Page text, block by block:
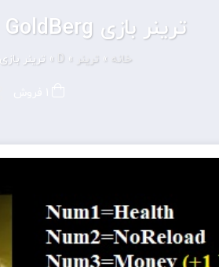
ترینر بازی Dust And Neon V 1.0 GoldBerg
خانه » ترینر »
D
» ترینر بازی Dust And Neon V 1.0 GoldBerg